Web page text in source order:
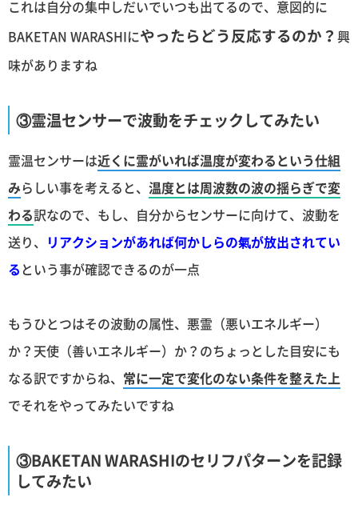
これは自分の集中しだいでいつも出てるので、意図的に
BAKETAN WARASHIにやったらどう反応するのか？ 興
味がありますね
③霊温センサーで波動をチェックしてみたい
霊温センサーは近くに霊がいれば温度が変わるという仕組
みらしい事を考えると、 温度とは周波数の波の揺らぎで変
わる訳なので、もし、自分からセンサーに向けて、波動を
送り、 リアクションがあれば何かしらの氣が放出されてい
るという事が確認できるのが一点
もうひとつはその波動の属性、悪霊（悪いエネルギー）
か？天使（善いエネルギー）か？のちょっとした目安にも
なる訳ですからね、 常に一定で変化のない条件を整えた上
でそれをやってみたいですね
③BAKETAN WARASHIのセリフパターンを記録
してみたい